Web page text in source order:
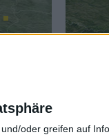
oder greifen auf